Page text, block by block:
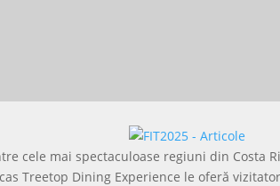
cele mai spectaculoase regiuni din Costa
Treetop Dining Experience le oferă